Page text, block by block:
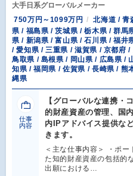
大手日系グローバルメーカー
750万円～1099万円
北海道 / 青
県 / 福島県 / 茨城県 / 栃木県 / 群馬
県 / 新潟県 / 富山県 / 石川県 / 福井
/ 愛知県 / 三重県 / 滋賀県 / 京都府
鳥取県 / 島根県 / 岡山県 / 広島県 /
知県 / 福岡県 / 佐賀県 / 長崎県 / 熊
縄県
仕事
内容
【グローバルな連携・
的財産資産の管理、国
内IPアドバイス提供な
きます。
＜主な仕事内容＞ ・ポ
た知的財産資産の包括的
出願における…